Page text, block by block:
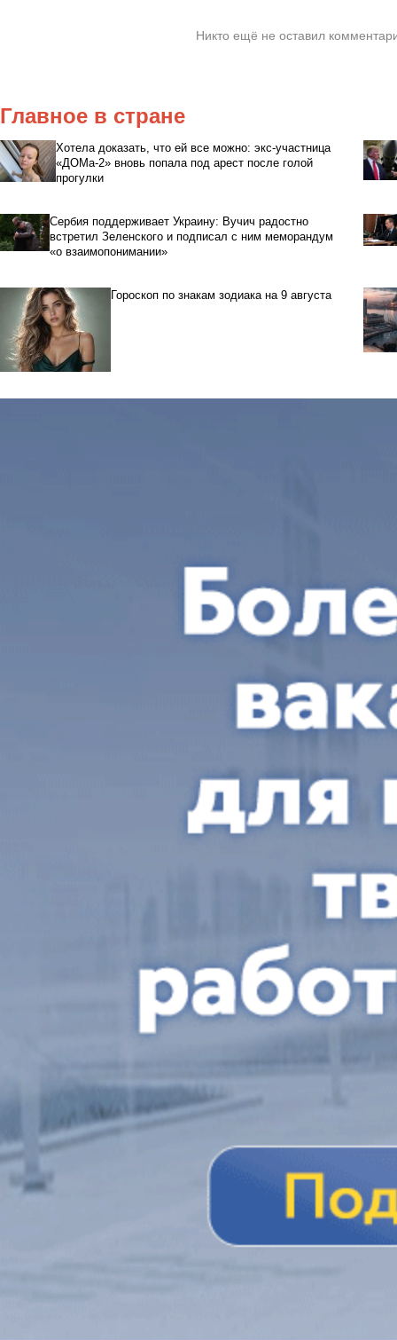
Никто ещё не оставил
Главное в стране
Хотела доказать, что ей все можно: экс-участница
«ДОМа-2» вновь попала под арест после голой
прогулки
Сербия поддерживает Украину: Вучич радостно
встретил Зеленского и подписал с ним меморандум
«о взаимопонимании»
Гороскоп по знакам зодиака на 9 августа